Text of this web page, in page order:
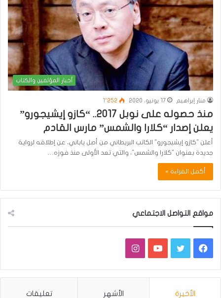
أخبار المؤلفين والكتاب
منار إبراهيم 17 يونيو، 2020 1٬252
منذ حصوله على نوبل 2017.. “كازو إيشيجورو”
يعلن إصدار “كلارا والشمس” مارس القادم
أعلن "كازو إيشيجورو" الكاتب البريطاني من أصل ياباني، عن إطلاقه لرواية
جديدة بعنوان "كلارا والشمس"، والتي تعد الأولى منذ فوزه…
أكمل القراءة »
مواقع التواصل الاجتماعي
فيسبوكتويتر يوتيوبانستقرام
الأخيرة الأشهر تعليقات